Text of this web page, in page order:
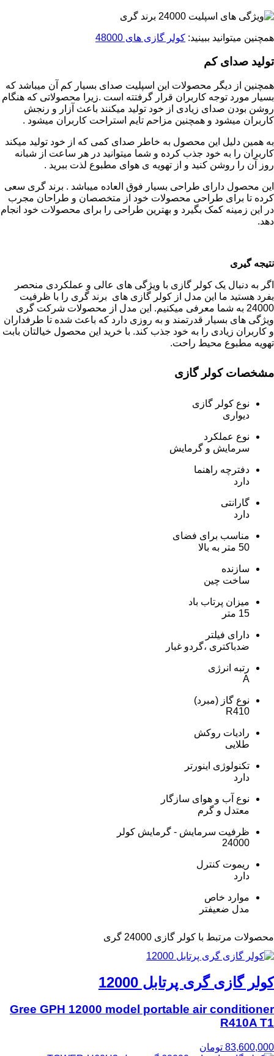
همچنین میتوانید ببینید: کولر گازی های 48000
تولید صدای کم
همچنین از دیگر محصولات این اسپلیت صدای بسیار کم آن میباشد که
بسیار مورد توجه کاربران قرار گرفتته است .زیرا محصولاتی که هنگام
روشن بودن صدای زیادی از خود تولید میکنند باعث آزار و رنجش
کاربران میشود و همچنین مزاحم تایم استراحت کاربران میشود .
به همین دلیل این محصول به خاطر صدای کمی که از خود تولید میکند
کاربران را به خود جذب کرده و شما میتوانید در هر ساعت از شبانه
روز آن را روشن کنید و از تهویه ی هوای مطبوع لذت ببرید .
این محصول دارای طراحی بسیار فوق العاده میباشد . برند گری سعی
کرده تا برای طراحی محصولات خود از متخصصان و طراحان مجرب
در این زمینه کمک بگیرد و بهترین طراحی را برای محصولات خود انجام
دهد.
نتیجه گیری
اگر به دنبال یک کولر گازی با ویژگی های عالی و عملکردی منحصر
بفرد هستید ما این مدل از کولر گازی های برند گری را با ظرفیت
24000 به شما معرفی میکنیم. این مدل از محصولات شرکت گری
ویژگی های بسیار قدرتمند و به روزی دارد که باعث شده تا طرفداران
و کاربران زیادی را به خود جذب کند. با خرید این محصول خیالتان بابت
تهویه مطبوع محیط راحت.
مشخصات کولر گازی
نوع کولر گازی
دیواری
نوع عملکرد
سرمایش و گرمایش
دفترچه راهنما
دارد
گارانتی
دارد
مناسب برای فضای
50 متر به بالا
سازنده
ساخت چین
میزان پرتاب باد
15 متر
دارای فیلتر
ضدباکتری ،گردو غبار
رتبه انرژی
A
نوع گاز (مبرد)
R410
رادیات روکش
طلایی
تکنولوژی اینورتر
دارد
نوع آب و هوای سازگار
معتدل و گرم
ظرفیت سرمایش - گرمایش کولر
24000
ریموت کنترل
دارد
موارد خاص
مدل ضعیفتر
محصولات مرتبط با کولر گازی 24000 گری
کولر گازی گری پرتابل 12000
Gree GPH 12000 model portable air conditioner
R410A T1
83,600,000 تومان